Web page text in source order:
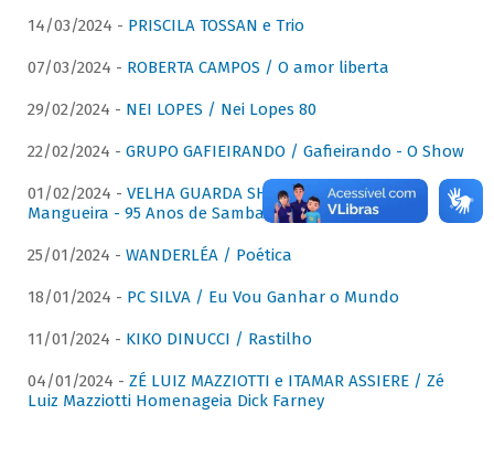
14/03/2024 - PRISCILA TOSSAN e Trio
07/03/2024 - ROBERTA CAMPOS / O amor liberta
29/02/2024 - NEI LOPES / Nei Lopes 80
22/02/2024 - GRUPO GAFIEIRANDO / Gafieirando - O Show
01/02/2024 - VELHA GUARDA SHOW DA MANGUEIRA /
Mangueira - 95 Anos de Samba
25/01/2024 - WANDERLÉA / Poética
18/01/2024 - PC SILVA / Eu Vou Ganhar o Mundo
11/01/2024 - KIKO DINUCCI / Rastilho
04/01/2024 - ZÉ LUIZ MAZZIOTTI e ITAMAR ASSIERE / Zé
Luiz Mazziotti Homenageia Dick Farney